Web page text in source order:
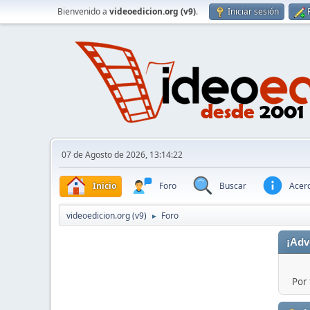
Bienvenido a videoedicion.org (v9). Iniciar sesión
07 de Agosto de 2026, 13:14:22
Inicio Foro Buscar
videoedicion.org (v9) ► Foro
Por